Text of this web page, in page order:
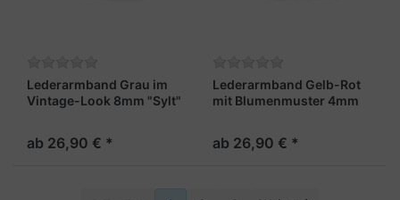
Lederarmband Grau im
Vintage-Look 8mm "Sylt"
ab 26,90 € *
Lederarmband Gelb-Rot
mit Blumenmuster 4mm
ab 26,90 € *